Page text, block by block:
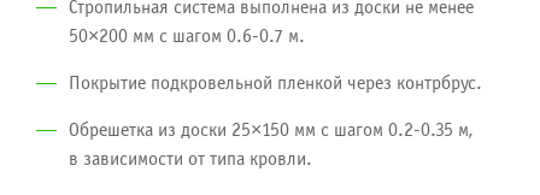
Стропильная система выполнена из доски не менее
50×200 мм с шагом 0.6-0.7 м.
Покрытие подкровельной пленкой через контрбрус.
Обрешетка из доски 25×150 мм с шагом 0.2-0.35 м,
в зависимости от типа кровли.